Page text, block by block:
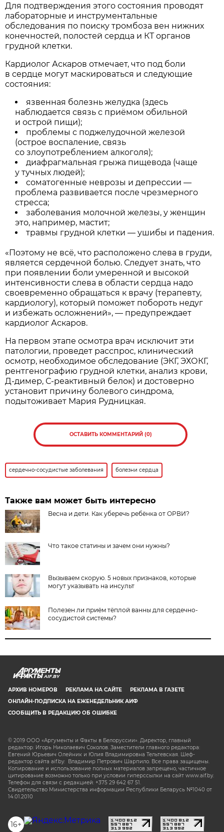
Для подтверждения этого состояния проводят
лабораторные и инструментальные
обследования по поиску тромбоза вен нижних
конечностей, полостей сердца и КТ органов
грудной клетки.
Кардиолог Аскаров отмечает, что под боли
в сердце могут маскироваться и следующие
состояния:
язвенная болезнь желудка (здесь
наблюдается связь с приёмом обильной
и острой пищи);
проблемы с поджелудочной железой
(острое воспаление, связь
со злоупотреблением алкоголя);
диафрагмальная грыжа пищевода (чаще
у тучных людей);
соматогенные неврозы и депрессии —
проблема развивается после чрезмерного
стресса;
заболевания молочной железы, у женщин
это, например, мастит;
травмы грудной клетки — ушибы и падения.
«Поэтому не всё, что расположено слева в груди,
является сердечной болью. Следует знать, что
при появлении боли умеренной и высокой
интенсивности слева в области сердца надо
своевременно обращаться к врачу (терапевту,
кардиологу), который поможет побороть недуг
и избежать осложнений», — предупреждает
кардиолог Аскаров.
На первом этапе осмотра врач исключит эти
патологии, проведет расспрос, клинический
осмотр, необходимое обследование (ЭКГ, ЭХОКГ,
рентгенографию грудной клетки, анализ крови,
Д-димер, С-реактивный белок) и достоверно
установит причину болевого синдрома,
подытоживает Мария Рудницкая.
ОСТАВИТЬ КОММЕНТАРИЙ (0)
сердечно-сосудистые заболевания болезни сердца
Также вам может быть интересно
Весна и дети. Как уберечь ребёнка от ОРВИ?
Что такое статины и зачем они нужны?
Вызываем скорую. 5 новых признаков, которые
могут указывать на инсульт
Полезен ли приём тёплой ванны для сердечно-
сосудистой системы?
AIF.BY
АРХИВ НОМЕРОВ РЕКЛАМА НА САЙТЕ
РЕКЛАМА В ГАЗЕТЕ
ОНЛАЙН-ПОДПИСКА НА ЕЖЕНЕДЕЛЬНИК АИФ
СООБЩИТЬ В РЕДАКЦИЮ ОБ ОШИБКЕ
© 2019 ООО «Аргументы и Факты в Белоруссии». Директор, главный
редактор: Игорь Николаевич Соколов. Заместители главного редактора:
Евгений Юрьевич Олейник и Юлия Владимировна Тельтевская. Шеф-
редактор сайта aif.by: Владимир Петрович Шарпило. Все права защищены.
Копирование и использование полных материалов запрещено, частичное
цитирование возможно только при условии гиперссылки на сайт www.aif.by.
Телефон для связи с редакцией: +375 29 642 67 51.
Свидетельство Министерства информации Республики Беларусь №1040 от
14.01.2010
16+